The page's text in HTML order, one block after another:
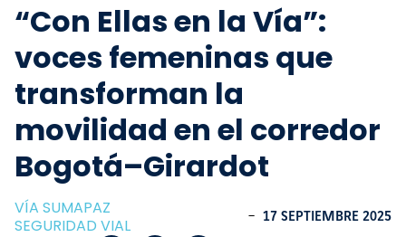
“Con Ellas en la Vía”:
voces femeninas que
transforman la
movilidad en el corredor
Bogotá–Girardot
VÍA SUMAPAZ
SEGURIDAD VIAL
- 17 SEPTIEMBRE 2025